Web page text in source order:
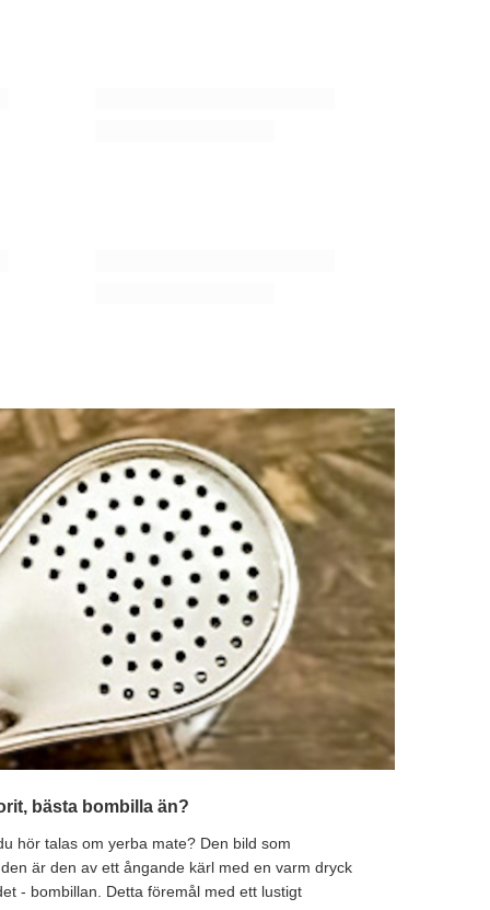
bästa bombilla än?
hör talas om yerba mate? Den bild som
är den av ett ångande kärl med en varm dryck
- bombillan. Detta föremål med ett lustigt